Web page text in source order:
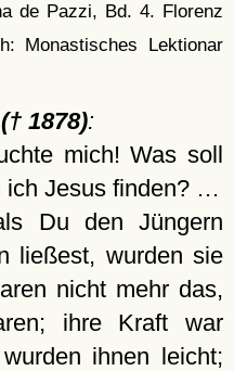
de Pazzi, Bd. 4. Florenz
Monastisches Lektionar
1878):
mich! Was soll
ich Jesus finden? …
Du den Jüngern
ließest, wurden sie
nicht mehr das,
ihre Kraft war
ihnen leicht;